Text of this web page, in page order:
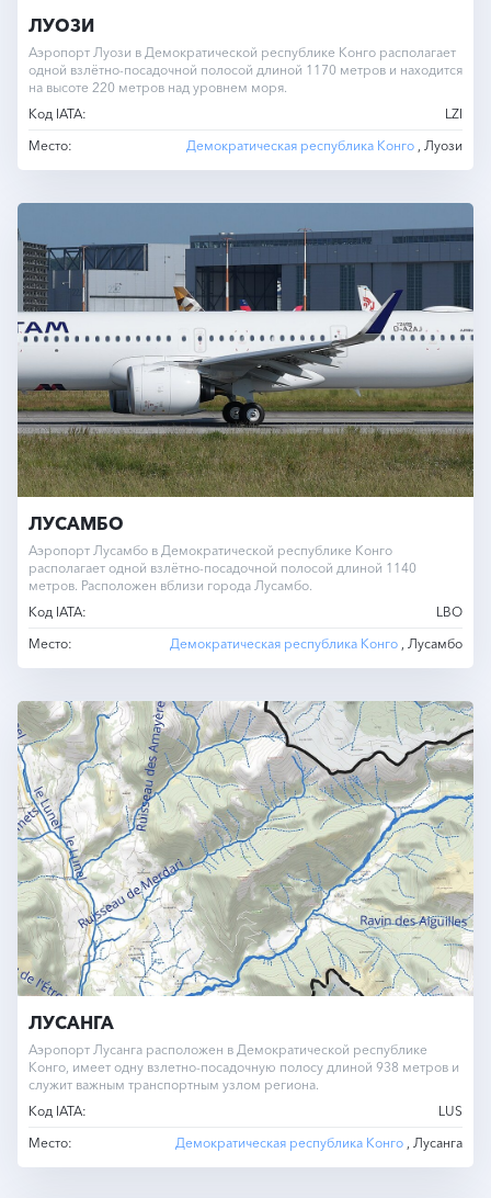
ЛУОЗИ
Аэропорт Луози в Демократической республике Конго располагает
одной взлётно-посадочной полосой длиной 1170 метров и находится
на высоте 220 метров над уровнем моря.
Код IATA:
LZI
Место:
Демократическая республика Конго , Луози
ЛУСАМБО
Аэропорт Лусамбо в Демократической республике Конго
располагает одной взлётно-посадочной полосой длиной 1140
метров. Расположен вблизи города Лусамбо.
Код IATA:
LBO
Место:
Демократическая республика Конго , Лусамбо
ЛУСАНГА
Аэропорт Лусанга расположен в Демократической республике
Конго, имеет одну взлетно-посадочную полосу длиной 938 метров и
служит важным транспортным узлом региона.
Код IATA:
LUS
Место:
Демократическая республика Конго , Лусанга